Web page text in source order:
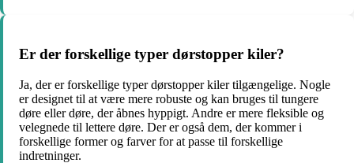
Er der forskellige typer dørstopper kiler?
Ja, der er forskellige typer dørstopper kiler tilgængelige. Nogle
er designet til at være mere robuste og kan bruges til tungere
døre eller døre, der åbnes hyppigt. Andre er mere fleksible og
velegnede til lettere døre. Der er også dem, der kommer i
forskellige former og farver for at passe til forskellige
indretninger.